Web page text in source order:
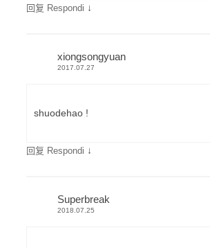
回复 Respondi ↓
xiongsongyuan
2017.07.27
shuodehao !
回复 Respondi ↓
Superbreak
2018.07.25